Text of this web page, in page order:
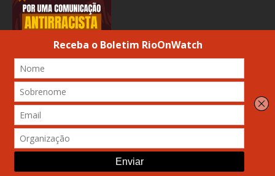
© 2026 Atribuição-Uso não comercial-Compartilhamento Igual